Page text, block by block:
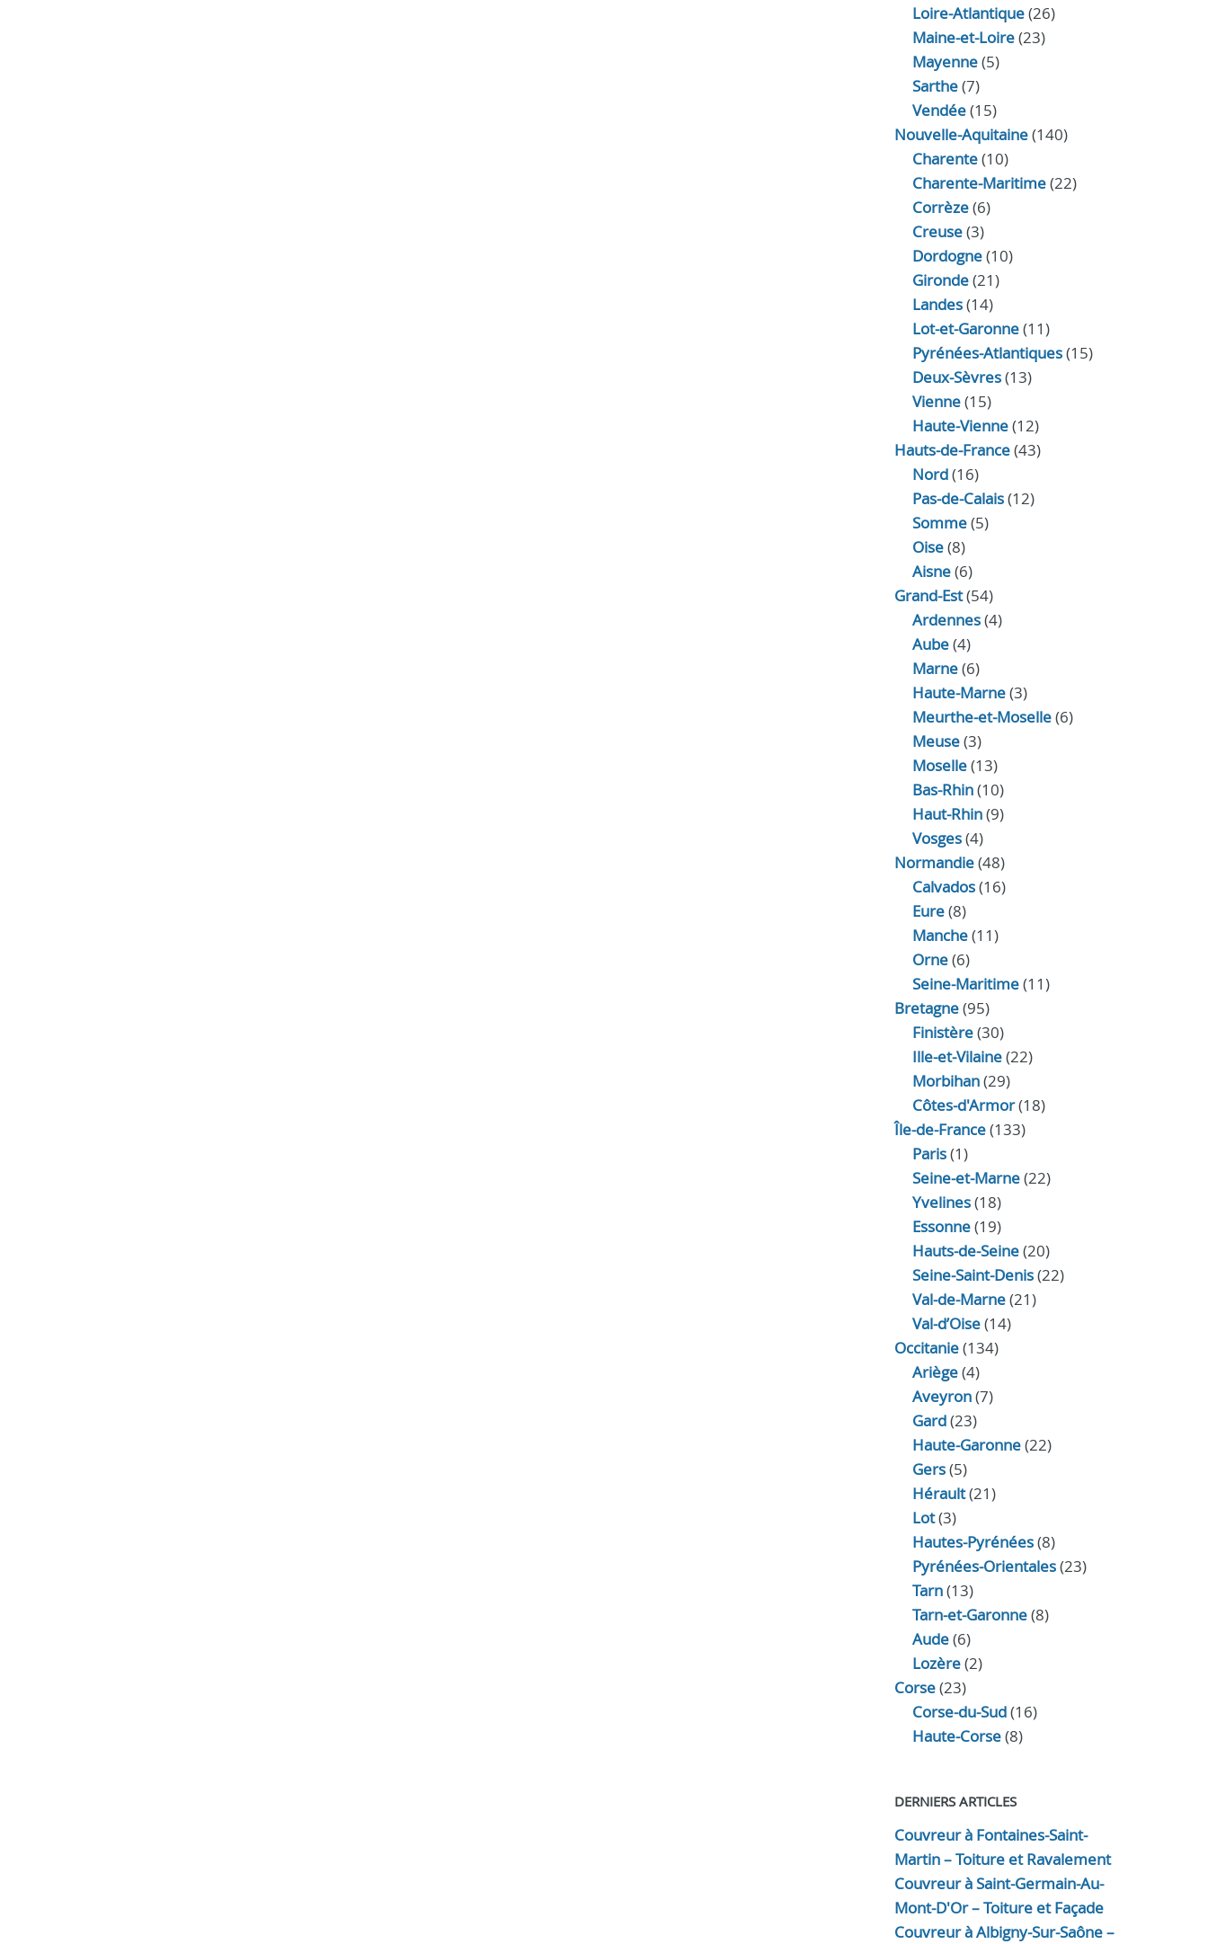
Loire-Atlantique(26)
Maine-et-Loire(23)
Mayenne(5)
Sarthe(7)
Vendée(15)
Nouvelle-Aquitaine(140)
Charente(10)
Charente-Maritime(22)
Corrèze(6)
Creuse(3)
Dordogne(10)
Gironde(21)
Landes(14)
Lot-et-Garonne(11)
Pyrénées-Atlantiques(15)
Deux-Sèvres(13)
Vienne(15)
Haute-Vienne(12)
Hauts-de-France(43)
Nord(16)
Pas-de-Calais(12)
Somme(5)
Oise(8)
Aisne(6)
Grand-Est(54)
Ardennes(4)
Aube(4)
Marne(6)
Haute-Marne(3)
Meurthe-et-Moselle(6)
Meuse(3)
Moselle(13)
Bas-Rhin(10)
Haut-Rhin(9)
Vosges(4)
Normandie(48)
Calvados(16)
Eure(8)
Manche(11)
Orne(6)
Seine-Maritime(11)
Bretagne(95)
Finistère(30)
Ille-et-Vilaine(22)
Morbihan(29)
Côtes-d'Armor(18)
Île-de-France(133)
Paris(1)
Seine-et-Marne(22)
Yvelines(18)
Essonne(19)
Hauts-de-Seine(20)
Seine-Saint-Denis(22)
Val-de-Marne(21)
Val-d’Oise(14)
Occitanie(134)
Ariège(4)
Aveyron(7)
Gard(23)
Haute-Garonne(22)
Gers(5)
Hérault(21)
Lot(3)
Hautes-Pyrénées(8)
Pyrénées-Orientales(23)
Tarn(13)
Tarn-et-Garonne(8)
Aude(6)
Lozère(2)
Corse(23)
Corse-du-Sud(16)
Haute-Corse(8)
DERNIERS ARTICLES
Couvreur à Fontaines-Saint-
Martin – Toiture et Ravalement
Couvreur à Saint-Germain-Au-
Mont-D'Or – Toiture et Façade
Couvreur à Albigny-Sur-Saône –